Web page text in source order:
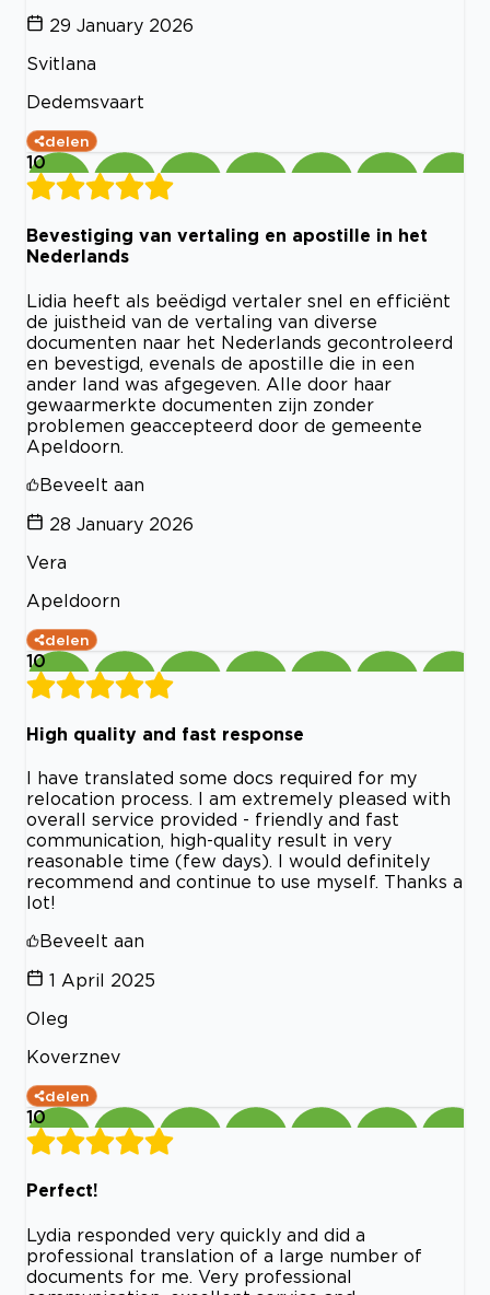
29 January 2026
Svitlana
Dedemsvaart
delen
10
Bevestiging van vertaling en apostille in het
Nederlands
Lidia heeft als beëdigd vertaler snel en efficiënt
de juistheid van de vertaling van diverse
documenten naar het Nederlands gecontroleerd
en bevestigd, evenals de apostille die in een
ander land was afgegeven. Alle door haar
gewaarmerkte documenten zijn zonder
problemen geaccepteerd door de gemeente
Apeldoorn.
Beveelt aan
28 January 2026
Vera
Apeldoorn
delen
10
High quality and fast response
I have translated some docs required for my
relocation process. I am extremely pleased with
overall service provided - friendly and fast
communication, high-quality result in very
reasonable time (few days). I would definitely
recommend and continue to use myself. Thanks a
lot!
Beveelt aan
1 April 2025
Oleg
Koverznev
delen
10
Perfect!
Lydia responded very quickly and did a
professional translation of a large number of
documents for me. Very professional